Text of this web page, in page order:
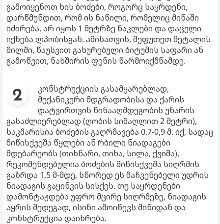
გამოიყენოთ ხის ბოძები, როგორც საყრდენი,
დარწმუნდით, რომ ის ნაწილი, რომელიც მიწაში
იძირება, არ იყოს 1 მეტრზე ნაკლები და დაცული
იქნება ლპობისგან. ამისათვის, შეფუთეთ მეტალის
მილში, წაუსვით გახურებული ბიტუმის საფარი ან
გამოწვით, ნახშირის ფენის წარმოიქმნამდე.
კონსტრუქციის გასამყარებლად,
მექანიკური მდგრადობისა და ქარის
დატვირთვის წინააღმდეგობის უნარის
გასაძლიერებლად (ღობის სიმაღლით 2 მეტრი),
საკმარისია ბოძების გაღრმავება 0,7-0,9 მ. იქ, სადაც
მიწისქვეშა წყლები ან რბილი ნიადაგები
მდებარეობს (თიხნარი, თიხა, სილა, ქვიშა),
რეკომენდებულია ბოძების მიწისქვეშა სიღრმის
გაზრდა 1,5 მ-მდე, სწორედ ეს მაჩვენებელი უდრის
ნიადაგის გაყინვის სისქეს. თუ საყრდენები
დამონტაჟდება უფრო მცირე სიღრმეზე, ნიადაგის
აყრის შედეგად, ისინი ამოიწევს მიწიდან და
კონსტრუქცია დაიხრება.